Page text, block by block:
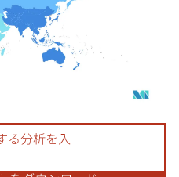
CC BY 4.0の表示が必要です。